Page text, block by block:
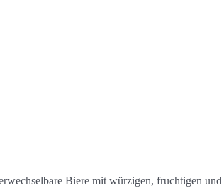
Biere mit würzigen, fruchtigen